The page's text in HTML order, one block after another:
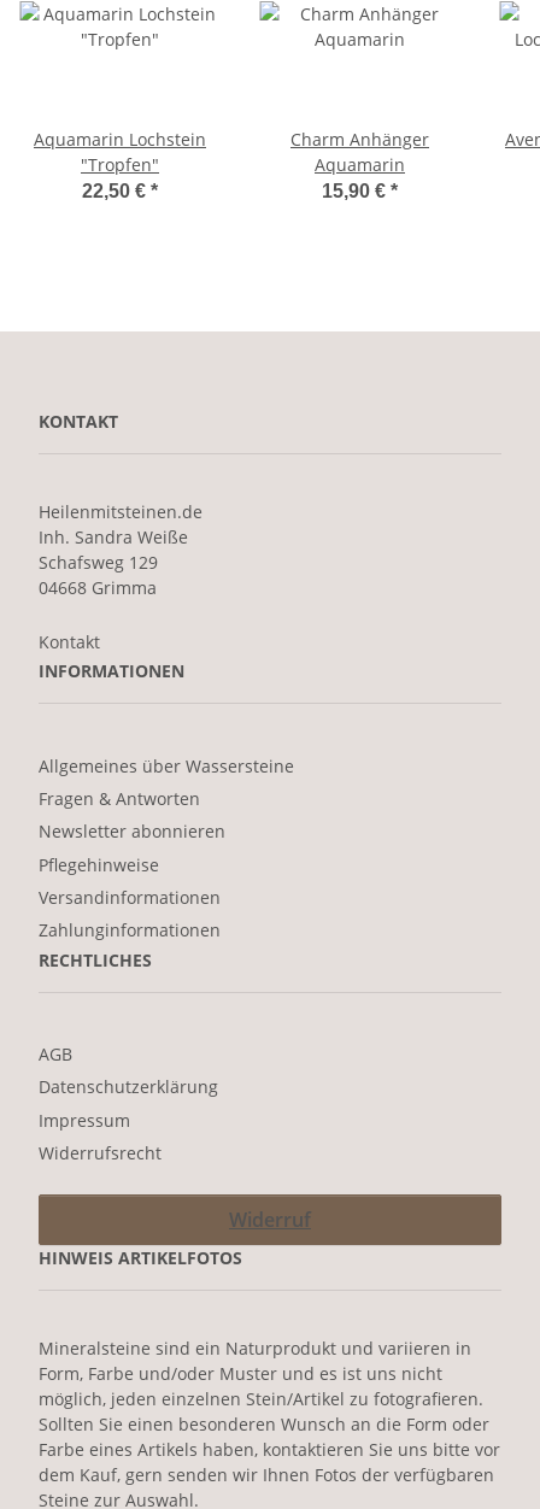
Aquamarin Lochstein
"Tropfen"
22,50 € *
Charm Anhänger
Aquamarin
15,90 € *
KONTAKT
Heilenmitsteinen.de
Inh. Sandra Weiße
Schafsweg 129
04668 Grimma
Kontakt
INFORMATIONEN
Allgemeines über Wassersteine
Fragen & Antworten
Newsletter abonnieren
Pflegehinweise
Versandinformationen
Zahlunginformationen
RECHTLICHES
AGB
Datenschutzerklärung
Impressum
Widerrufsrecht
Widerruf
HINWEIS ARTIKELFOTOS
Mineralsteine sind ein Naturprodukt und variieren in
Form, Farbe und/oder Muster und es ist uns nicht
möglich, jeden einzelnen Stein/Artikel zu fotografieren.
Sollten Sie einen besonderen Wunsch an die Form oder
Farbe eines Artikels haben, kontaktieren Sie uns bitte vor
dem Kauf, gern senden wir Ihnen Fotos der verfügbaren
Steine zur Auswahl.